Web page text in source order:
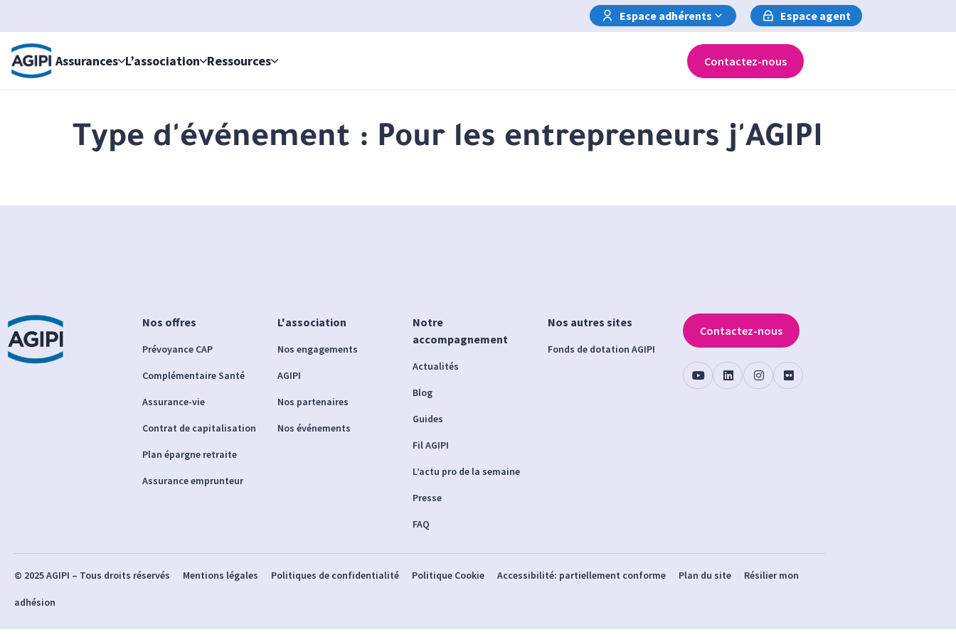
Espace adhérents
Espace agent
Accès au menu
Accès au contenu principal
Assurances L’association Ressources Contactez-nous
Type d'événement : Pour les entrepreneurs j'AGIPI
Nos offres
Prévoyance CAP
Complémentaire Santé
Assurance-vie
Contrat de capitalisation
Plan épargne retraite
Assurance emprunteur
L'association
Nos engagements
AGIPI
Nos partenaires
Nos événements
Notre
accompagnement
Actualités
Blog
Guides
Fil AGIPI
L’actu pro de la semaine
Presse
FAQ
Nos autres sites
Fonds de dotation AGIPI
Contactez-nous
© 2025 AGIPI – Tous droits réservés Mentions légales Politiques de confidentialité Politique Cookie Accessibilité: partiellement conforme Plan du site Résilier mon
adhésion